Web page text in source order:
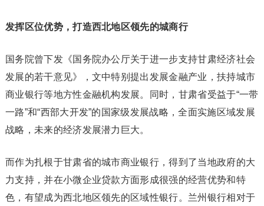
发挥区位优势，打造西北地区领先的城商行
国务院曾下发《国务院办公厅关于进一步支持甘肃经济社会
发展的若干意见》，文中特别提出发展金融产业，扶持城市
商业银行等地方性金融机构发展。同时，甘肃省受益于“一带
一路”和“西部大开发”的国家级发展战略，全面实施区域发展
战略，未来的经济发展潜力巨大。
而作为扎根于甘肃省的城市商业银行，得到了当地政府的大
力支持，并在小微企业贷款方面形成很强的经营优势和特
色，有望成为西北地区领先的区域性银行。兰州银行相对于